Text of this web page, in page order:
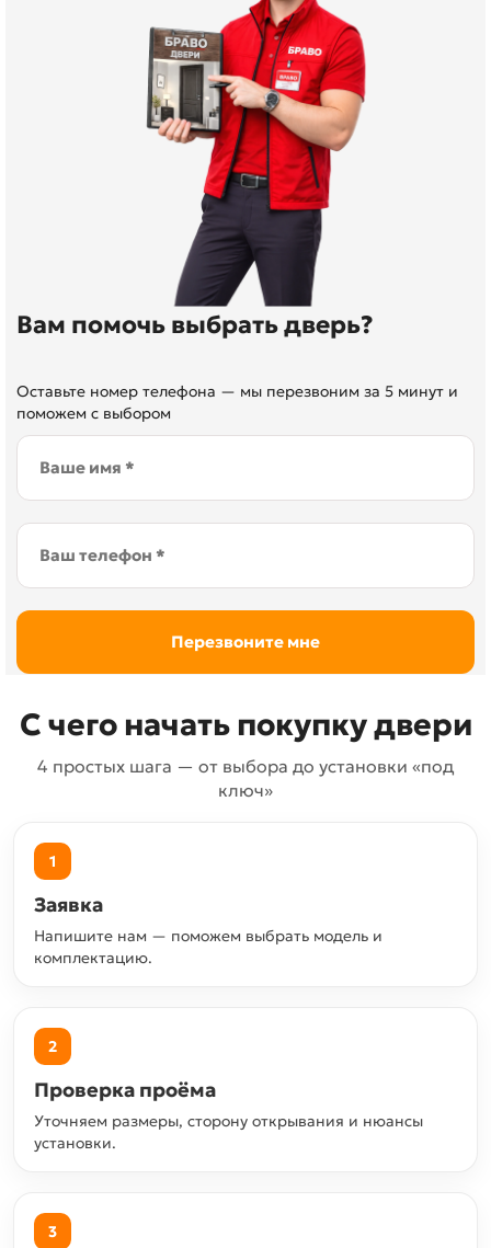
Вам помочь выбрать дверь?
Оставьте номер телефона — мы перезвоним за 5 минут и
поможем с выбором
С чего начать покупку двери
4 простых шага — от выбора до установки «под
ключ»
1
Заявка
Напишите нам — поможем выбрать модель и
комплектацию.
2
Проверка проёма
Уточняем размеры, сторону открывания и нюансы
установки.
3